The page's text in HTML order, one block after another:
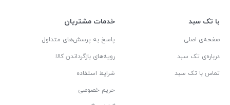
با تک سبد
صفحه‌ی اصلی
درباره‌ی تک سبد
تماس با تک سبد
خدمات مشتریان
پاسخ به پرسش‌های متداول
رویه‌های بازگرداندن کالا
شرایط استفاده
حریم خصوصی